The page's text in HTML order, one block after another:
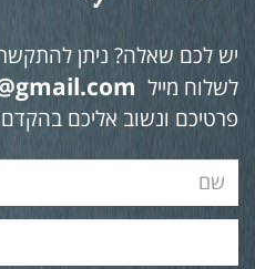
יש לכם שאלה? ניתן להתקשר
לשלוח מייל
פרטיכם ונשוב אליכם